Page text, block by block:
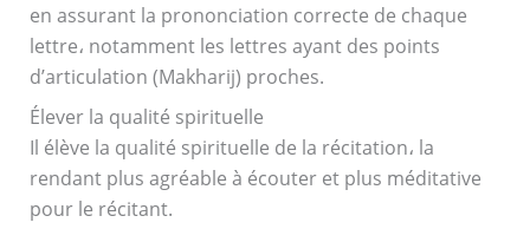
en assurant la prononciation correcte de chaque
lettre، notamment les lettres ayant des points
d’articulation (Makharij) proches.
Élever la qualité spirituelle
Il élève la qualité spirituelle de la récitation، la
rendant plus agréable à écouter et plus méditative
pour le récitant.